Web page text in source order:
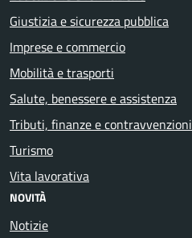
Giustizia e sicurezza pubblica
Imprese e commercio
Mobilità e trasporti
Salute, benessere e assistenza
Tributi, finanze e contravvenzioni
Turismo
Vita lavorativa
NOVITÀ
Notizie